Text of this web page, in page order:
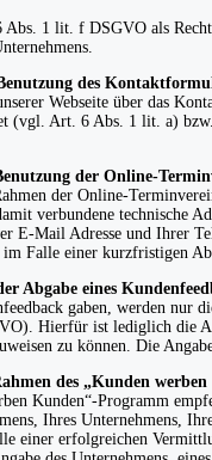
1 lit. f DSGVO als
des
Webseite über das
(vgl. Art. 6 Abs. 1 lit. a)
der Online-
der Online-
verbundene
E-Mail Adresse und Ihrer
Falle einer kurzfristigen
Abgabe eines
gaben, werden
Hierfür ist lediglich die
zu können. Die
des „Kunden
Kunden“-Programm
Ihres Unternehmens,
einer erfolgreichen